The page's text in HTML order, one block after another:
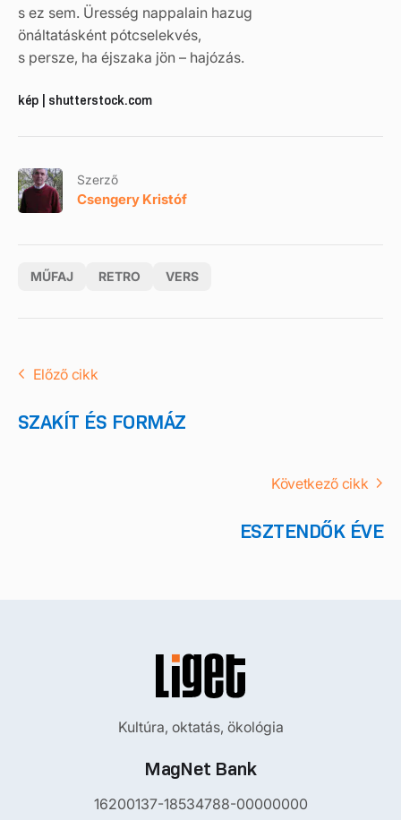
s ez sem. Üresség nappalain hazug
önáltatásként pótcselekvés,
s persze, ha éjszaka jön – hajózás.
kép | shutterstock.com
Szerző
Csengery Kristóf
MŰFAJ RETRO VERS
Előző cikk
SZAKÍT ÉS FORMÁZ
Következő cikk
ESZTENDŐK ÉVE
Kultúra, oktatás, ökológia
MagNet Bank
16200137-18534788-00000000